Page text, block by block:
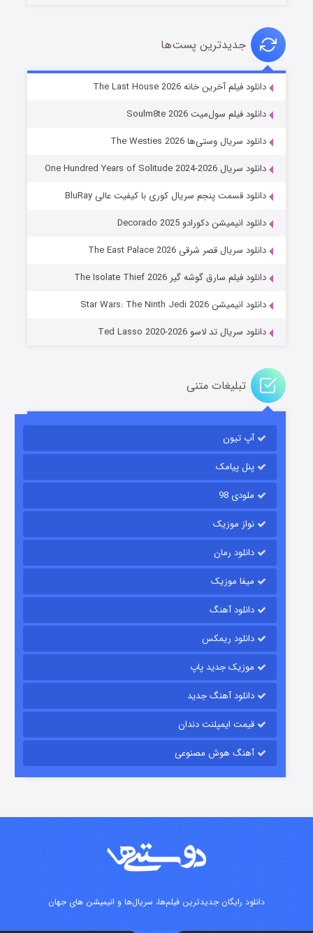
خاندان اژدها فصل ۳
جادوگری در مغولستان
قسمت14 (زیرنویس) منتشر شد
رویایی برای تو
قسمت
قسمت2 (دوبله) منتشر شد
جدیدترین پست‌ها
دانلود فیلم آخرین خانه The Last House 2026
دانلود فیلم سول‌میت Soulm8te 2026
دانلود سریال وستی‌ها The Westies 2026
دانلود سریال One Hundred Years of Solitude 2024-2026
دانلود قسمت پنجم سریال کوری با کیفیت عالی BluRay
دانلود انیمیشن دکورادو Decorado 2025
دانلود سریال قصر شرقی The East Palace 2026
دانلود فیلم سارق گوشه گیر The Isolate Thief 2026
دانلود انیمیشن Star Wars: The Ninth Jedi 2026
دانلود سریال تد لاسو Ted Lasso 2020-2026
تبلیغات متنی
آپ تیون
پنل پیامک
ملودی 98
نواز موزیک
دانلود رمان
میفا موزیک
دانلود آهنگ
دانلود ریمکس
موزیک جدید پاپ
دانلود آهنگ جدید
قیمت ایمپلنت دندان
آهنگ هوش مصنوعی
دانلود رایگان جدیدترین فیلم‌ها، سریال‌ها و انیمیشن های جهان